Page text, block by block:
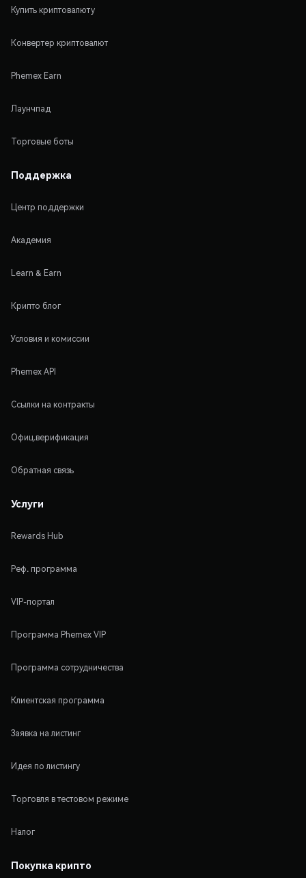
Купить криптовалюту
Конвертер криптовалют
Phemex Earn
Лаунчпад
Торговые боты
Поддержка
Центр поддержки
Академия
Learn & Earn
Крипто блог
Условия и комиссии
Phemex API
Ссылки на контракты
Офиц.верификация
Обратная связь
Услуги
Rewards Hub
Реф. программа
VIP-портал
Программа Phemex VIP
Программа сотрудничества
Клиентская программа
Заявка на листинг
Идея по листингу
Торговля в тестовом режиме
Налог
Покупка крипто